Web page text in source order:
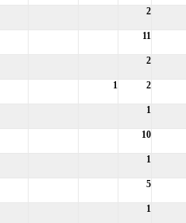
2
11
2
1 2
1
10
1
5
1